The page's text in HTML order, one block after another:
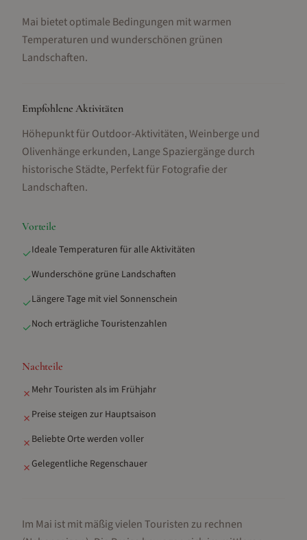
Mai bietet optimale Bedingungen mit warmen
Temperaturen und wunderschönen grünen
Landschaften.
Empfohlene Aktivitäten
Höhepunkt für Outdoor-Aktivitäten, Weinberge und
Olivenhänge erkunden, Lange Spaziergänge durch
historische Städte, Perfekt für Fotografie der
Landschaften.
Vorteile
✓Ideale Temperaturen für alle Aktivitäten
✓Wunderschöne grüne Landschaften
✓Längere Tage mit viel Sonnenschein
✓Noch erträgliche Touristenzahlen
Nachteile
✗ Mehr Touristen als im Frühjahr
✗ Preise steigen zur Hauptsaison
✗ Beliebte Orte werden voller
✗Gelegentliche Regenschauer
Im Mai ist mit mäßig vielen Touristen zu rechnen